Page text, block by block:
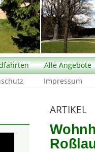
Alle Angebote
Impressum
ARTIKEL